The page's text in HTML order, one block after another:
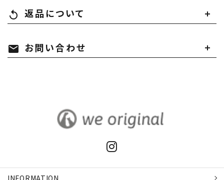
replay 返品について
mail お問い合わせ
INFORMATION